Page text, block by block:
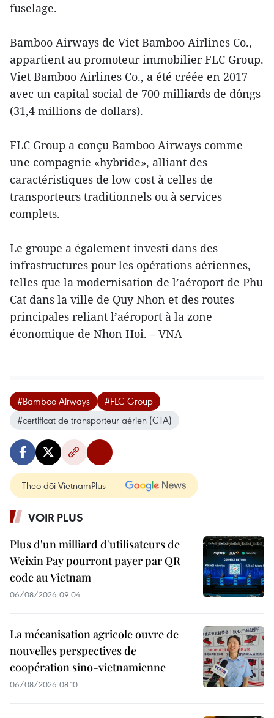
fuselage.
Bamboo Airways de Viet Bamboo Airlines Co.,
appartient au promoteur immobilier FLC Group.
Viet Bamboo Airlines Co., a été créée en 2017
avec un capital social de 700 milliards de dôngs
(31,4 millions de dollars).
FLC Group a conçu Bamboo Airways comme
une compagnie «hybride», alliant des
caractéristiques de low cost à celles de
transporteurs traditionnels ou à services
complets.
Le groupe a également investi dans des
infrastructures pour les opérations aériennes,
telles que la modernisation de l’aéroport de Phu
Cat dans la ville de Quy Nhon et des routes
principales reliant l’aéroport à la zone
économique de Nhon Hoi. – VNA
#Bamboo Airways
#FLC Group
#certificat de transporteur aérien (CTA)
Theo dõi VietnamPlus
VOIR PLUS
Plus d'un milliard d'utilisateurs de
Weixin Pay pourront payer par QR
code au Vietnam
06/08/2026 09:04
La mécanisation agricole ouvre de
nouvelles perspectives de
coopération sino-vietnamienne
06/08/2026 08:10